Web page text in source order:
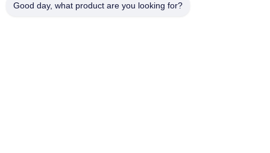
Good day, what product are you looking for?